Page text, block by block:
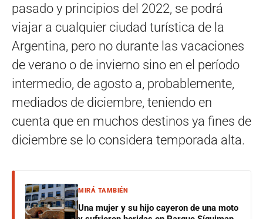
pasado y principios del 2022, se podrá
viajar a cualquier ciudad turística de la
Argentina, pero no durante las vacaciones
de verano o de invierno sino en el período
intermedio, de agosto a, probablemente,
mediados de diciembre, teniendo en
cuenta que en muchos destinos ya fines de
diciembre se lo considera temporada alta.
MIRÁ TAMBIÉN
Una mujer y su hijo cayeron de una moto